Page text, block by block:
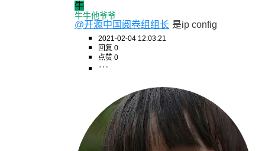
牛
牛牛他爷爷
@开源中国阅卷组组长 是ip config
2021-02-04 12:03:21
回复 0
点赞 0